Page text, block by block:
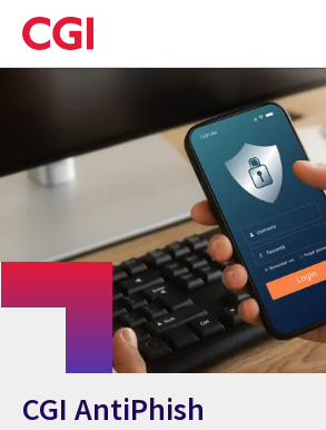
Skip
to
main
CGI AntiPhish